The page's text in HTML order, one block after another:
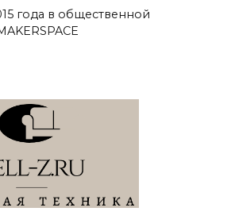
года в общественной